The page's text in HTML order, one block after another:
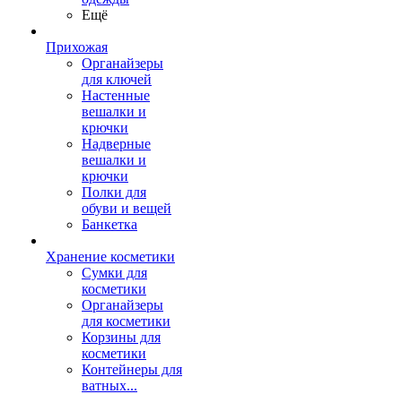
Ещё
Прихожая
Органайзеры
для ключей
Настенные
вешалки и
крючки
Надверные
вешалки и
крючки
Полки для
обуви и вещей
Банкетка
Хранение косметики
Сумки для
косметики
Органайзеры
для косметики
Корзины для
косметики
Контейнеры для
ватных...